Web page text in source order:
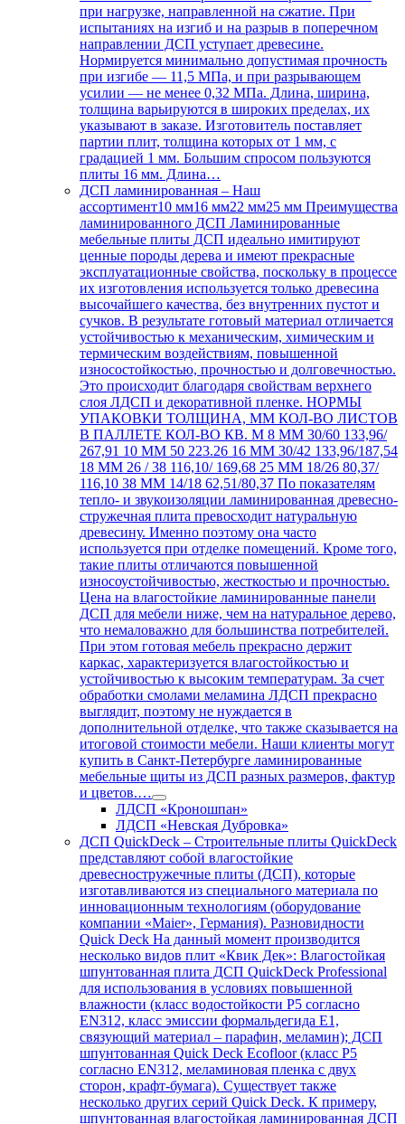
при нагрузке, направленной на сжатие. При
испытаниях на изгиб и на разрыв в поперечном
направлении ДСП уступает древесине.
Нормируется минимально допустимая прочность
при изгибе — 11,5 МПа, и при разрывающем
усилии — не менее 0,32 МПа. Длина, ширина,
толщина варьируются в широких пределах, их
указывают в заказе. Изготовитель поставляет
партии плит, толщина которых от 1 мм, с
градацией 1 мм. Большим спросом пользуются
плиты 16 мм. Длина…
ДСП ламинированная – Наш
ассортимент10 мм16 мм22 мм25 мм Преимущества
ламинированного ДСП Ламинированные
мебельные плиты ДСП идеально имитируют
ценные породы дерева и имеют прекрасные
эксплуатационные свойства, поскольку в процессе
их изготовления используется только древесина
высочайшего качества, без внутренних пустот и
сучков. В результате готовый материал отличается
устойчивостью к механическим, химическим и
термическим воздействиям, повышенной
износостойкостью, прочностью и долговечностью.
Это происходит благодаря свойствам верхнего
слоя ЛДСП и декоративной пленке. НОРМЫ
УПАКОВКИ ТОЛЩИНА, ММ КОЛ-ВО ЛИСТОВ
В ПАЛЛЕТЕ КОЛ-ВО КВ. М 8 ММ 30/60 133,96/
267,91 10 ММ 50 223.26 16 ММ 30/42 133,96/187,54
18 ММ 26 / 38 116,10/ 169,68 25 ММ 18/26 80,37/
116,10 38 ММ 14/18 62,51/80,37 По показателям
тепло- и звукоизоляции ламинированная древесно-
стружечная плита превосходит натуральную
древесину. Именно поэтому она часто
используется при отделке помещений. Кроме того,
такие плиты отличаются повышенной
износоустойчивостью, жесткостью и прочностью.
Цена на влагостойкие ламинированные панели
ДСП для мебели ниже, чем на натуральное дерево,
что немаловажно для большинства потребителей.
При этом готовая мебель прекрасно держит
каркас, характеризуется влагостойкостью и
устойчивостью к высоким температурам. За счет
обработки смолами меламина ЛДСП прекрасно
выглядит, поэтому не нуждается в
дополнительной отделке, что также сказывается на
итоговой стоимости мебели. Наши клиенты могут
купить в Санкт-Петербурге ламинированные
мебельные щиты из ДСП разных размеров, фактур
и цветов.…
ЛДСП «Кроношпан»
ЛДСП «Невская Дубровка»
ДСП QuickDeck – Строительные плиты QuickDeck
представляют собой влагостойкие
древесностружечные плиты (ДСП), которые
изготавливаются из специального материала по
инновационным технологиям (оборудование
компании «Maier», Германия). Разновидности
Quick Deck На данный момент производится
несколько видов плит «Квик Дек»: Влагостойкая
шпунтованная плита ДСП QuickDeck Professional
для использования в условиях повышенной
влажности (класс водостойкости Р5 согласно
EN312, класс эмиссии формальдегида E1,
связующий материал – парафин, меламин); ДСП
шпунтованная Quick Deck Ecofloor (класс Р5
согласно EN312, меламиновая пленка с двух
сторон, крафт-бумага). Существует также
несколько других серий Quick Deck. К примеру,
шпунтованная влагостойкая ламинированная ДСП